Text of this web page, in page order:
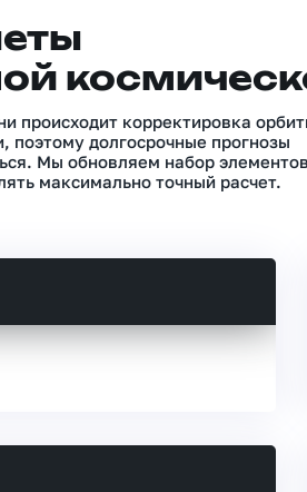
происходит корректировка
поэтому долгосрочные прогнозы
Мы обновляем набор элементов
максимально точный расчет.